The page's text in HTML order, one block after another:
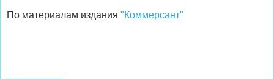
По материалам издания "Коммерсант"